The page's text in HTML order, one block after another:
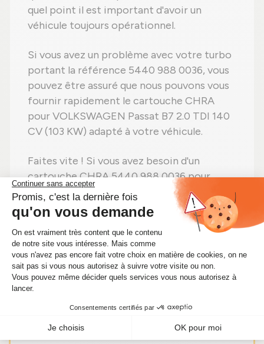
quel point il est important d'avoir un
véhicule toujours opérationnel.
Si vous avez un problème avec votre turbo
portant la référence 5440 988 0036, vous
pouvez être assuré que nous pouvons vous
fournir rapidement le cartouche CHRA
pour VOLKSWAGEN Passat B7 2.0 TDI 140
CV (103 KW) adapté à votre véhicule.
Faites vite ! Si vous avez besoin d'un
cartouche CHRA 5440 988 0036 pour
Passat B7 2.0 TDI 140 CV (103 KW),
achetez-le sans hésiter sur Alsapièces.
Vous ne trouvez pas votre
pièce ? Faites un devis gratuit